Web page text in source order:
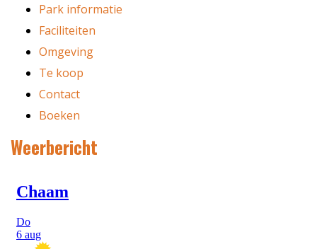
Park informatie
Faciliteiten
Omgeving
Te koop
Contact
Boeken
Weerbericht